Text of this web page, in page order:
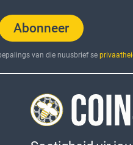
Abonneer
van die nuusbrief se